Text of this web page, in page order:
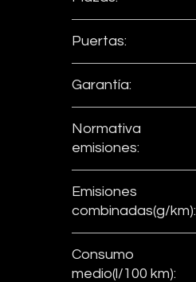
Puertas:
Garantía:
Normativa
emisiones:
Emisiones
combinadas(g/km):
Consumo
medio(l/100 km):